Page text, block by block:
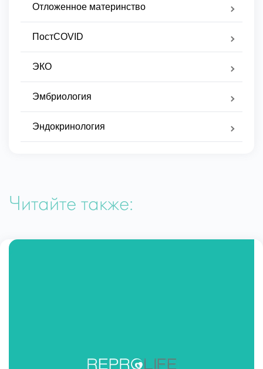
Отложенное материнство
ПостCOVID
ЭКО
Эмбриология
Эндокринология
Читайте также: